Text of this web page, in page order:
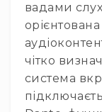
вадами
чітко
система